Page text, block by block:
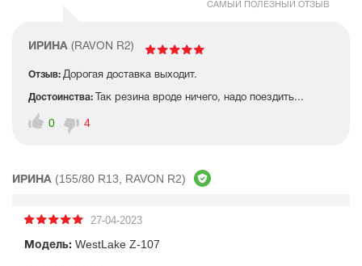
САМЫЙ ПОЛЕЗНЫЙ ОТЗЫВ
ИРИНА (RAVON R2)
Отзыв: Дорогая доставка выходит.
Достоинства: Так резина вроде ничего, надо поездить...
0 4
ИРИНА (155/80 R13, RAVON R2)
27-04-2023
Модель: WestLake Z-107